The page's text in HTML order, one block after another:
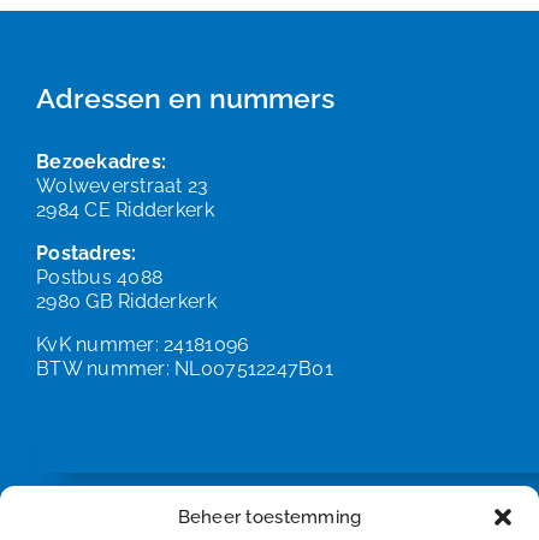
Beheer toestemming
Adressen en nummers
Bezoekadres:
Wolweverstraat 23
2984 CE Ridderkerk
Postadres:
Postbus 4088
2980 GB Ridderkerk
KvK nummer: 24181096
BTW nummer: NL007512247B01